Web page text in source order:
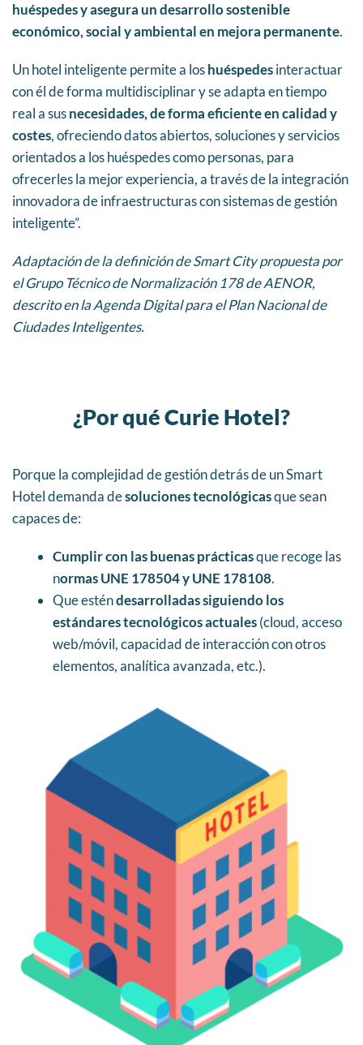
huéspedes y asegura un desarrollo sostenible
económico, social y ambiental en mejora permanente.
Un hotel inteligente permite a loshuéspedesinteractuar
con él de forma multidisciplinar y se adapta en tiempo
real a susnecesidades, de forma eficiente en calidad y
costes, ofreciendo datos abiertos, soluciones y servicios
orientados a los huéspedes como personas, para
ofrecerles la mejor experiencia, a través de la integración
innovadora de infraestructuras con sistemas de gestión
inteligente”.
Adaptación de la definición de Smart City propuesta por
el Grupo Técnico de Normalización 178 de AENOR,
descrito en la Agenda Digital para el Plan Nacional de
Ciudades Inteligentes.
¿Por qué Curie Hotel?
Porque la complejidad de gestión detrás de un Smart
Hotel demanda desoluciones tecnológicasque sean
capaces de:
Cumplir con las buenas prácticasque recoge las
normas UNE 178504 y UNE 178108.
Que esténdesarrolladas siguiendo los
estándares tecnológicos actuales(cloud, acceso
web/móvil, capacidad de interacción con otros
elementos, analítica avanzada, etc.).